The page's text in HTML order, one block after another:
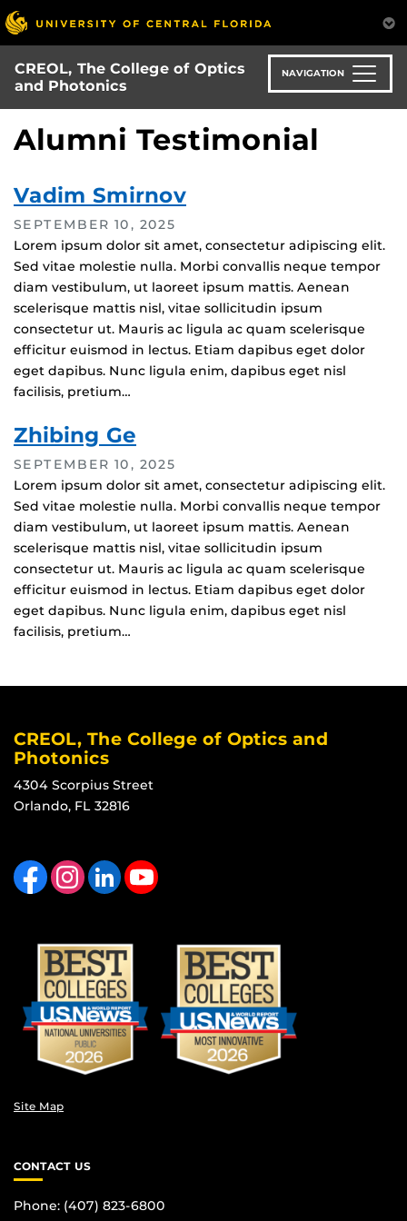
Skip
to
main
content
CREOL, The College of Optics
and Photonics
NAVIGATION
Alumni Testimonial
Vadim Smirnov
SEPTEMBER 10, 2025
Lorem ipsum dolor sit amet, consectetur adipiscing elit.
Sed vitae molestie nulla. Morbi convallis neque tempor
diam vestibulum, ut laoreet ipsum mattis. Aenean
scelerisque mattis nisl, vitae sollicitudin ipsum
consectetur ut. Mauris ac ligula ac quam scelerisque
efficitur euismod in lectus. Etiam dapibus eget dolor
eget dapibus. Nunc ligula enim, dapibus eget nisl
facilisis, pretium…
Zhibing Ge
SEPTEMBER 10, 2025
Lorem ipsum dolor sit amet, consectetur adipiscing elit.
Sed vitae molestie nulla. Morbi convallis neque tempor
diam vestibulum, ut laoreet ipsum mattis. Aenean
scelerisque mattis nisl, vitae sollicitudin ipsum
consectetur ut. Mauris ac ligula ac quam scelerisque
efficitur euismod in lectus. Etiam dapibus eget dolor
eget dapibus. Nunc ligula enim, dapibus eget nisl
facilisis, pretium…
CREOL, The College of Optics and
Photonics
4304 Scorpius Street
Orlando, FL 32816
Like us on FacebookFind us on Instagram
View our LinkedIn page Follow us on YouTube
Site Map
CONTACT US
Phone: (407) 823-6800